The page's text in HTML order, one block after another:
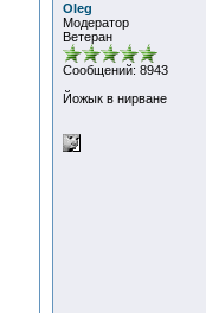
Oleg
Модератор
Ветеран
Сообщений: 8943
Йожык в нирване